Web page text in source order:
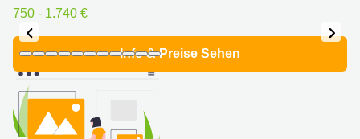
750 - 1.740 €
Info & Preise Sehen